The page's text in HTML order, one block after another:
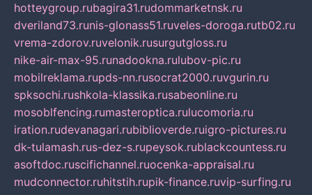
hotteygroup.rubagira31.rudommarketnsk.ru
dveriland73.runis-glonass51.ruveles-doroga.rutb02.ru
vrema-zdorov.ruvelonik.rusurgutgloss.ru
nike-air-max-95.runadookna.rulubov-pic.ru
mobilreklama.rupds-nn.rusocrat2000.ruvgurin.ru
spksochi.rushkola-klassika.rusabeonline.ru
mosoblfencing.rumasteroptica.rulucomoria.ru
iration.rudevanagari.rubiblioverde.ruigro-pictures.ru
dk-tulamash.rus-dez-s.rupeysok.rublackcountess.ru
asoftdoc.ruscifichannel.ruocenka-appraisal.ru
mudconnector.ruhitstih.rupik-finance.ruvip-surfing.ru